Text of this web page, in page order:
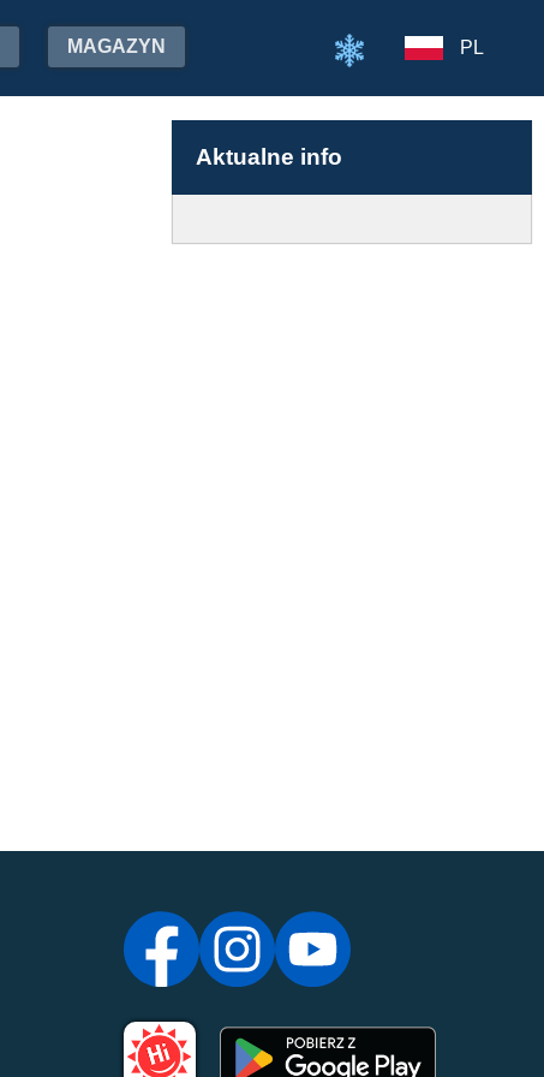
MAGAZYN PL
Aktualne info